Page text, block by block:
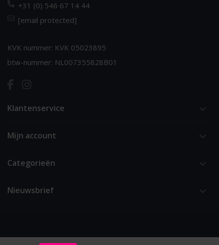
+31 (0) 546 67 14 44
[email protected]
KVK nummer: KVK 05023895
btw-nummer: NL007355828B01
Klantenservice
Mijn account
Categorieën
Nieuwsbrief